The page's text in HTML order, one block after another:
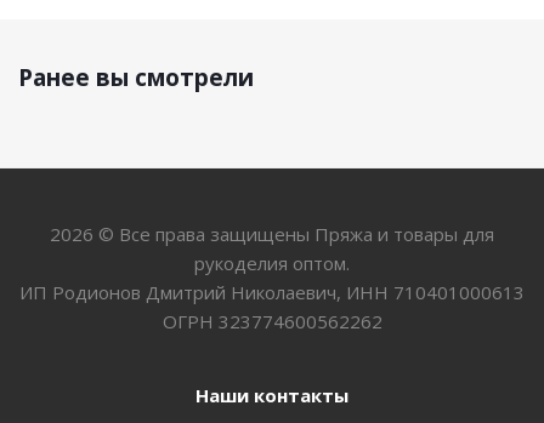
Ранее вы смотрели
2026 © Все права защищены Пряжа и товары для
рукоделия оптом.
ИП Родионов Дмитрий Николаевич, ИНН 710401000613
ОГРН 323774600562262
Наши контакты